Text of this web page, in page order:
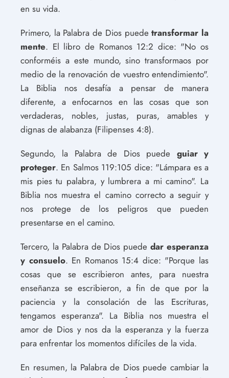
en su vida.
Primero, la Palabra de Dios puedetransformar la
mente. El libro de Romanos 12:2 dice: "No os
conforméis a este mundo, sino transformaos por
medio de la renovación de vuestro entendimiento".
La Biblia nos desafía a pensar de manera
diferente, a enfocarnos en las cosas que son
verdaderas, nobles, justas, puras, amables y
dignas de alabanza (Filipenses 4:8).
Segundo, la Palabra de Dios puede guiar y
proteger. En Salmos 119:105 dice: "Lámpara es a
mis pies tu palabra, y lumbrera a mi camino". La
Biblia nos muestra el camino correcto a seguir y
nos protege de los peligros que pueden
presentarse en el camino.
Tercero, la Palabra de Dios puededar esperanza
y consuelo. En Romanos 15:4 dice: "Porque las
cosas que se escribieron antes, para nuestra
enseñanza se escribieron, a fin de que por la
paciencia y la consolación de las Escrituras,
tengamos esperanza". La Biblia nos muestra el
amor de Dios y nos da la esperanza y la fuerza
para enfrentar los momentos difíciles de la vida.
En resumen, la Palabra de Dios puede cambiar la